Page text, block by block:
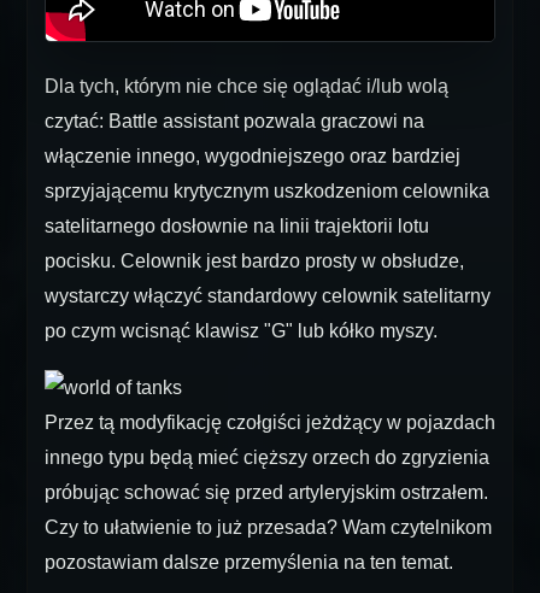
Dla tych, którym nie chce się oglądać i/lub wolą
czytać: Battle assistant pozwala graczowi na
włączenie innego, wygodniejszego oraz bardziej
sprzyjającemu krytycznym uszkodzeniom celownika
satelitarnego dosłownie na linii trajektorii lotu
pocisku. Celownik jest bardzo prosty w obsłudze,
wystarczy włączyć standardowy celownik satelitarny
po czym wcisnąć klawisz "G" lub kółko myszy.
Przez tą modyfikację czołgiści jeżdżący w pojazdach
innego typu będą mieć cięższy orzech do zgryzienia
próbując schować się przed artyleryjskim ostrzałem.
Czy to ułatwienie to już przesada? Wam czytelnikom
pozostawiam dalsze przemyślenia na ten temat.